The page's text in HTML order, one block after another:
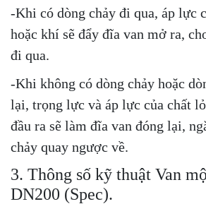
-Khi có dòng chảy đi qua, áp lực
hoặc khí sẽ đẩy đĩa van mở ra,
đi qua.
-Khi không có dòng chảy hoặc
lại, trọng lực và áp lực của chất
đầu ra sẽ làm đĩa van đóng lại,
chảy quay ngược về.
3. Thông số kỹ thuật Van
DN200 (Spec).